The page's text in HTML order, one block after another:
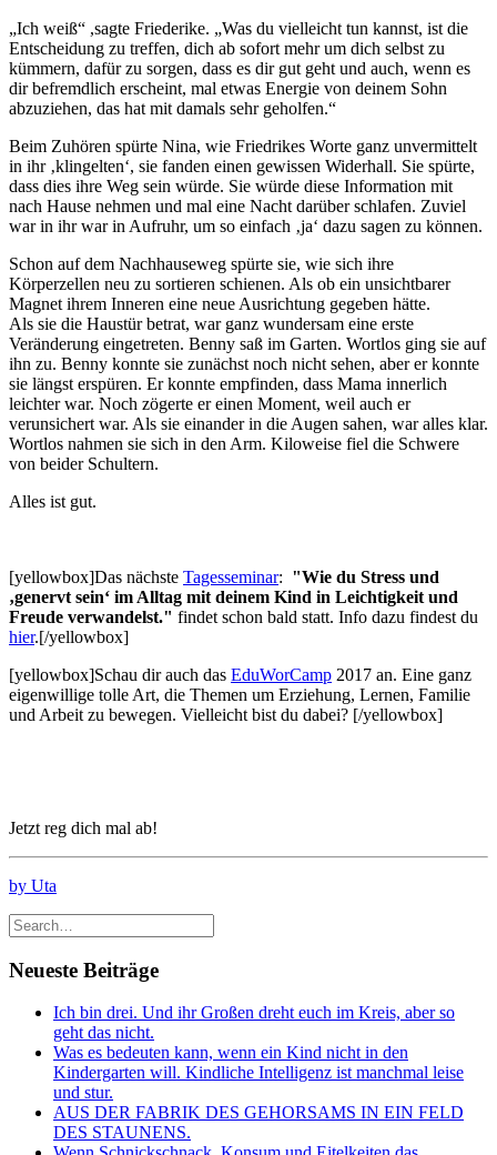
„Ich weiß“ ,sagte Friederike. „Was du vielleicht tun kannst, ist die
Entscheidung zu treffen, dich ab sofort mehr um dich selbst zu
kümmern, dafür zu sorgen, dass es dir gut geht und auch, wenn es
dir befremdlich erscheint, mal etwas Energie von deinem Sohn
abzuziehen, das hat mit damals sehr geholfen.“
Beim Zuhören spürte Nina, wie Friedrikes Worte ganz unvermittelt
in ihr ‚klingelten‘, sie fanden einen gewissen Widerhall. Sie spürte,
dass dies ihre Weg sein würde. Sie würde diese Information mit
nach Hause nehmen und mal eine Nacht darüber schlafen. Zuviel
war in ihr war in Aufruhr, um so einfach ‚ja‘ dazu sagen zu können.
Schon auf dem Nachhauseweg spürte sie, wie sich ihre
Körperzellen neu zu sortieren schienen. Als ob ein unsichtbarer
Magnet ihrem Inneren eine neue Ausrichtung gegeben hätte.
Als sie die Haustür betrat, war ganz wundersam eine erste
Veränderung eingetreten. Benny saß im Garten. Wortlos ging sie auf
ihn zu. Benny konnte sie zunächst noch nicht sehen, aber er konnte
sie längst erspüren. Er konnte empfinden, dass Mama innerlich
leichter war. Noch zögerte er einen Moment, weil auch er
verunsichert war. Als sie einander in die Augen sahen, war alles klar.
Wortlos nahmen sie sich in den Arm. Kiloweise fiel die Schwere
von beider Schultern.
Alles ist gut.
[yellowbox]Das nächste Tagesseminar: "Wie du Stress und
‚genervt sein‘ im Alltag mit deinem Kind in Leichtigkeit und
Freude verwandelst." findet schon bald statt. Info dazu findest du
hier.[/yellowbox]
[yellowbox]Schau dir auch das EduWorCamp 2017 an. Eine ganz
eigenwillige tolle Art, die Themen um Erziehung, Lernen, Familie
und Arbeit zu bewegen. Vielleicht bist du dabei? [/yellowbox]
Jetzt reg dich mal ab!
by Uta
Neueste Beiträge
Ich bin drei. Und ihr Großen dreht euch im Kreis, aber so
geht das nicht.
Was es bedeuten kann, wenn ein Kind nicht in den
Kindergarten will. Kindliche Intelligenz ist manchmal leise
und stur.
AUS DER FABRIK DES GEHORSAMS IN EIN FELD
DES STAUNENS.